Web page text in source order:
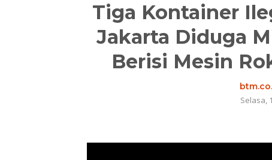
Tiga Kontainer
Jakarta Diduga
Berisi Mesin
Selasa,